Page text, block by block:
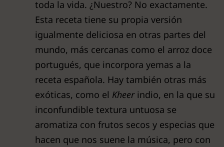
toda la vida. ¿Nuestro? No exactamente.
Esta receta tiene su propia versión
igualmente deliciosa en otras partes del
mundo, más cercanas como el arroz doce
portugués, que incorpora yemas a la
receta española. Hay también otras más
exóticas, como el Kheerindio, en la que su
inconfundible textura untuosa se
aromatiza con frutos secos y especias que
hacen que nos suene la música, pero con